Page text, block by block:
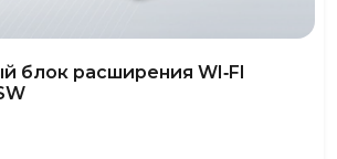
блок расширения WI‑FI